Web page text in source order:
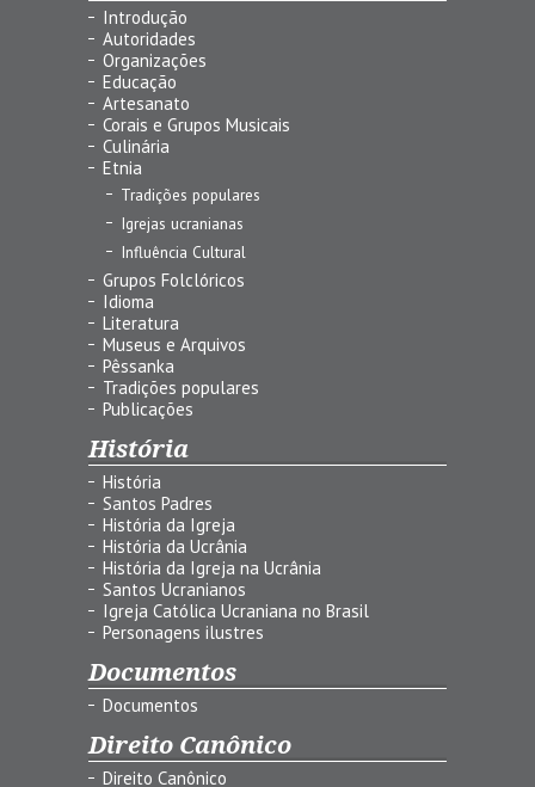
Introdução
Autoridades
Organizações
Educação
Artesanato
Corais e Grupos Musicais
Culinária
Etnia
Tradições populares
Igrejas ucranianas
Influência Cultural
Grupos Folclóricos
Idioma
Literatura
Museus e Arquivos
Pêssanka
Tradições populares
Publicações
História
História
Santos Padres
História da Igreja
História da Ucrânia
História da Igreja na Ucrânia
Santos Ucranianos
Igreja Católica Ucraniana no Brasil
Personagens ilustres
Documentos
Documentos
Direito Canônico
Direito Canônico